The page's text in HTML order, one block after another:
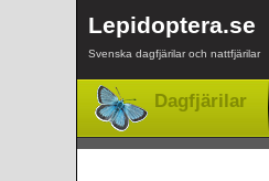
Lepidoptera.se
Svenska dagfjärilar och nattfjärilar
Dagfjärilar